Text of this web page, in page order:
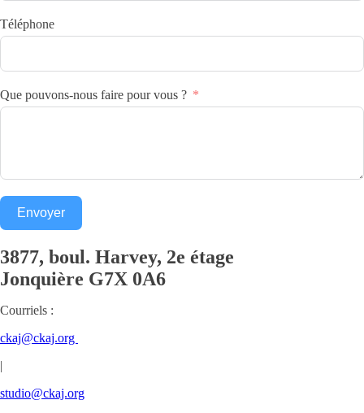
Téléphone
Que pouvons-nous faire pour vous ?
Envoyer
3877, boul. Harvey, 2e étage
Jonquière G7X 0A6
Courriels :
ckaj@ckaj.org
|
studio@ckaj.org